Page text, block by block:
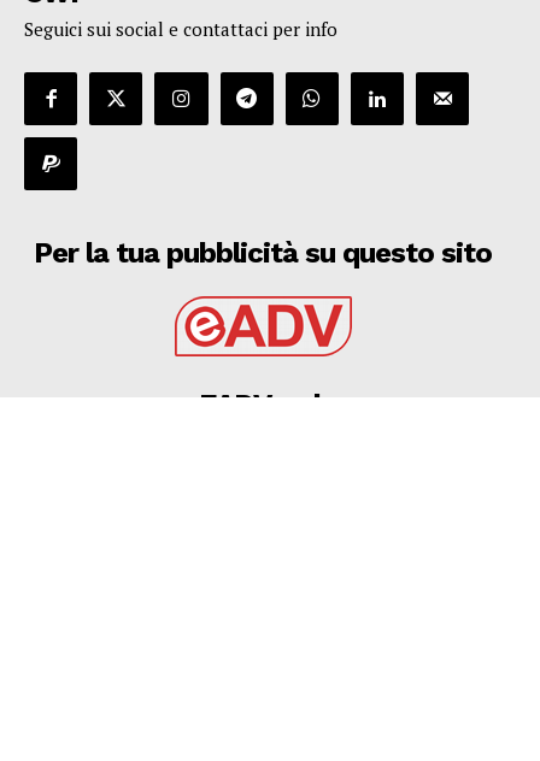
Seguici sui social e contattaci per info
Per la tua pubblicità su questo sito
EADV s.r.l.